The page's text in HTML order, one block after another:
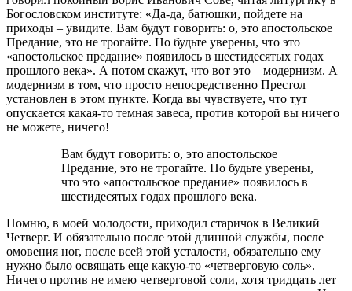
Богословском институте: «Да-да, батюшки, пойдете на
приходы – увидите. Вам будут говорить: о, это апостольское
Предание, это не трогайте. Но будьте уверены, что это
«апостольское предание» появилось в шестидесятых годах
прошлого века». А потом скажут, что вот это – модернизм. А
модернизм в том, что просто непосредственно Престол
установлен в этом пункте. Когда вы чувствуете, что тут
опускается какая-то темная завеса, против которой вы ничего
не можете, ничего!
Вам будут говорить: о, это апостольское
Предание, это не трогайте. Но будьте уверены,
что это «апостольское предание» появилось в
шестидесятых годах прошлого века.
Помню, в моей молодости, приходил старичок в Великий
Четверг. И обязательно после этой длинной службы, после
омовения ног, после всей этой усталости, обязательно ему
нужно было освящать еще какую-то «четверговую соль».
Ничего против не имею четверговой соли, хотя тридцать лет